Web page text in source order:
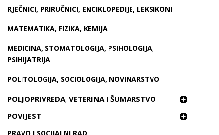
RJEČNICI, PRIRUČNICI, ENCIKLOPEDIJE, LEKSIKONI
MATEMATIKA, FIZIKA, KEMIJA
MEDICINA, STOMATOLOGIJA, PSIHOLOGIJA,
PSIHIJATRIJA
POLITOLOGIJA, SOCIOLOGIJA, NOVINARSTVO
POLJOPRIVREDA, VETERINA I ŠUMARSTVO
POVIJEST
PRAVO I SOCIJALNI RAD